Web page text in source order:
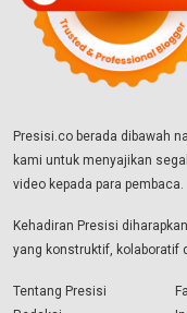
Presisi.co berada dibawah
kami untuk menyajikan
video kepada para pembaca.
Kehadiran Presisi
yang konstruktif, kolaboratif
Tentang Presisi